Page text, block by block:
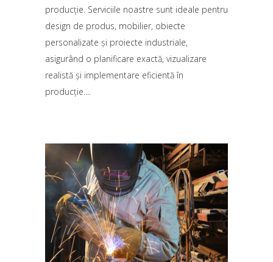
producție. Serviciile noastre sunt ideale pentru
design de produs, mobilier, obiecte
personalizate și proiecte industriale,
asigurând o planificare exactă, vizualizare
realistă și implementare eficientă în
producție.